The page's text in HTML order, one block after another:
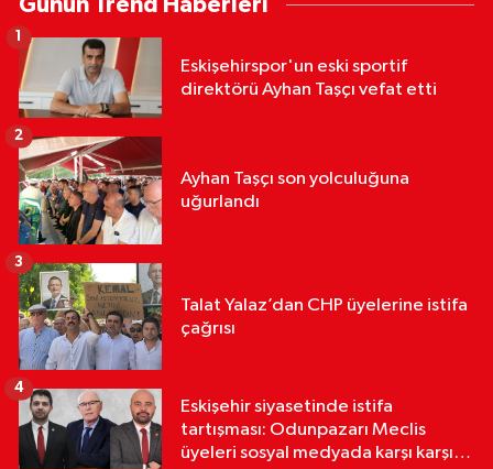
Günün Trend Haberleri
Eskişehirspor'un eski sportif
direktörü Ayhan Taşçı vefat etti
Ayhan Taşçı son yolculuğuna
uğurlandı
2
Talat Yalaz’dan CHP üyelerine istifa
çağrısı
3
Eskişehir siyasetinde istifa
tartışması: Odunpazarı Meclis
üyeleri sosyal medyada karşı karşıya
4